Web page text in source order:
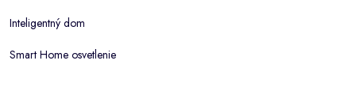
Inteligentný dom
Smart Home osvetlenie